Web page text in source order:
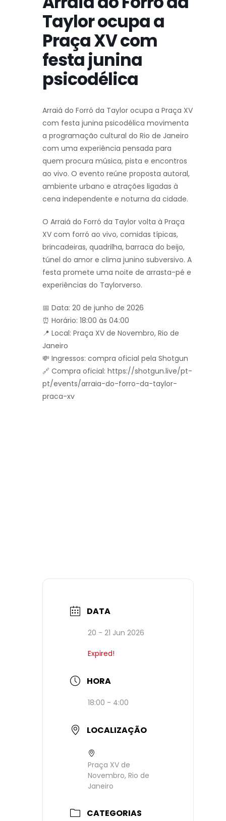
Taylor ocupa a
Praça XV com
festa junina
psicodélica
Arraiá do Forró da Taylor ocupa a Praça XV
com festa junina psicodélica movimenta
a programação cultural do Rio de Janeiro
com uma experiência pensada para
quem procura música, pista e encontros
ao vivo. O evento reúne proposta autoral,
ambiente urbano e atrações ligadas à
cena independente e noturna da cidade.
O Arraiá do Forró da Taylor volta à Praça
XV com forró ao vivo, comidas típicas,
brincadeiras, quadrilha, barraca do beijo,
túnel do amor e clima junino subversivo. A
festa promete uma noite de arrasta-pé e
experiências do Taylorverso.
📅 Data: 20 de junho de 2026
⏰ Horário: 18:00 às 04:00
📍 Local: Praça XV de Novembro, Rio de
Janeiro
💸 Ingressos: compra oficial pela Shotgun
🔗 Compra oficial: https://shotgun.live/pt-
pt/events/arraia-do-forro-da-taylor-
praca-xv
DATA
20 - 21 Jun 2026
Expired!
HORA
18:00 - 4:00
LOCALIZAÇÃO
Praça XV de
Novembro, Rio de
Janeiro
CATEGORIAS